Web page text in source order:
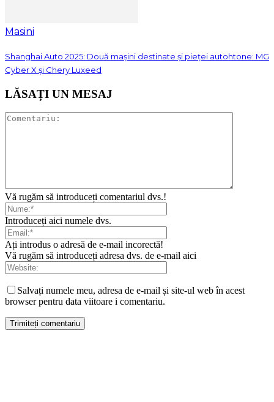
Masini
Shanghai Auto 2025: Două mașini destinate și pieței autohtone: MG
Cyber X și Chery Luxeed
LĂSAȚI UN MESAJ
Vă rugăm să introduceți comentariul dvs.!
Introduceți aici numele dvs.
Ați introdus o adresă de e-mail incorectă!
Vă rugăm să introduceți adresa dvs. de e-mail aici
Salvați numele meu, adresa de e-mail și site-ul web în acest
browser pentru data viitoare i comentariu.